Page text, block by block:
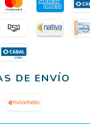
DE ENVÍO